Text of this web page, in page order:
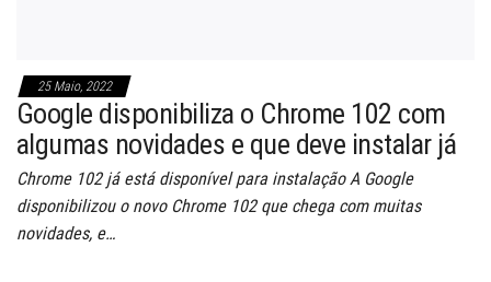
25 Maio, 2022
Google disponibiliza o Chrome 102 com
algumas novidades e que deve instalar já
Chrome 102 já está disponível para instalação A Google
disponibilizou o novo Chrome 102 que chega com muitas
novidades, e…